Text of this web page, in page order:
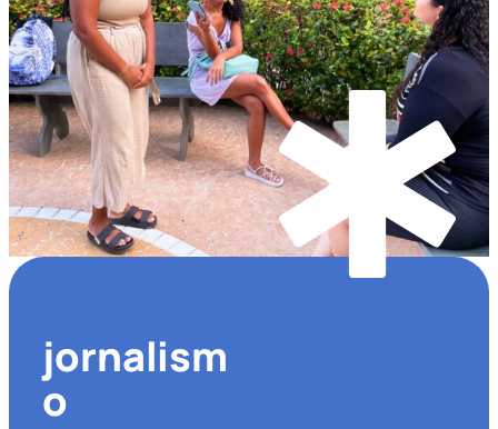
jornalism
o